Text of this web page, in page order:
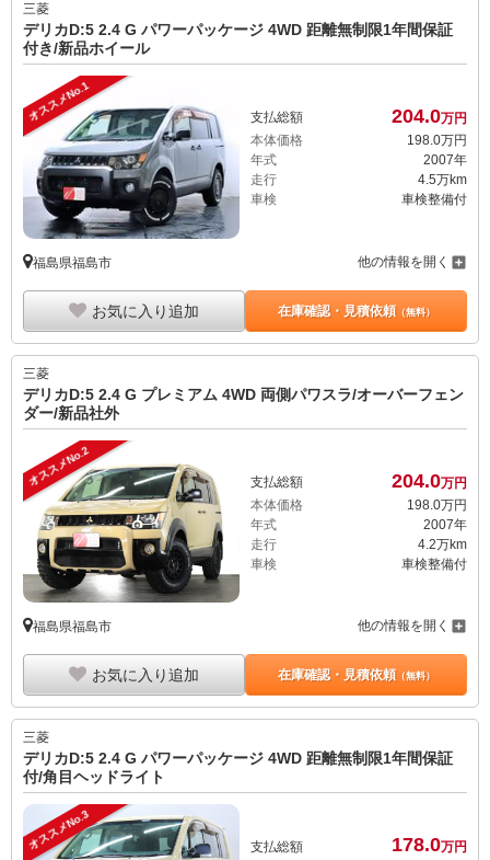
三菱
デリカD:5 2.4 G パワーパッケージ 4WD 距離無制限1年間保証
付き/新品ホイール
オススメNo.1 支払総額 204.0万円
本体価格
198.0万円
年式
2007年
走行
4.5万km
車検
車検整備付
福島県福島市 他の情報を開く
お気に入り追加 在庫確認・見積依頼（無料）
三菱
デリカD:5 2.4 G プレミアム 4WD 両側パワスラ/オーバーフェン
ダー/新品社外
オススメNo.2 支払総額 204.0万円
本体価格
198. 0万円
年式
2007年
走行
4.2万km
車検
車検整備付
福島県福島市 他の情報を開く
お気に入り追加 在庫確認・見積依頼（無料）
三菱
デリカD:5 2.4 G パワーパッケージ 4WD 距離無制限1年間保証
付/角目ヘッドライト
オススメNo.3 支払総額 178.0万円